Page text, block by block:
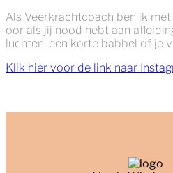
Als Veerkrachtcoach ben ik
oor als jij nood hebt aan
luchten, een korte babbel of je
Klik hier voor de link naar